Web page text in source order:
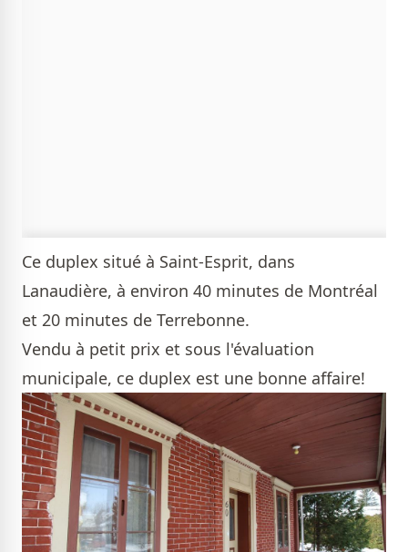
Ce duplex situé à Saint-Esprit, dans
Lanaudière, à environ 40 minutes de Montréal
et 20 minutes de Terrebonne.
Vendu à petit prix et sous l'évaluation
municipale, ce duplex est une bonne affaire!